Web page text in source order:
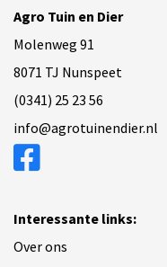
Agro Tuin en Dier
Molenweg 91
8071 TJ Nunspeet
(0341) 25 23 56
info@agrotuinendier.nl
Interessante links:
Over ons